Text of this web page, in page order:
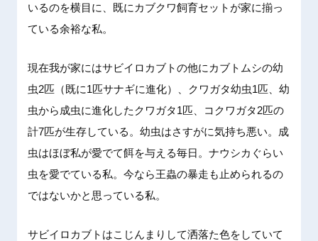
いるのを横目に、既にカブクワ飼育セットが家に揃っ
ている余裕な私。
現在我が家にはサビイロカブトの他にカブトムシの幼
虫2匹（既に1匹サナギに進化）、クワガタ幼虫1匹、幼
虫から成虫に進化したクワガタ1匹、コクワガタ2匹の
計7匹が生存している。幼虫はさすがに気持ち悪い。成
虫はほぼ私が愛でて餌を与える毎日。ナウシカぐらい
虫を愛でている私。今なら王蟲の暴走も止められるの
ではないかと思っている私。
サビイロカブトはこじんまりして洒落た色をしていて